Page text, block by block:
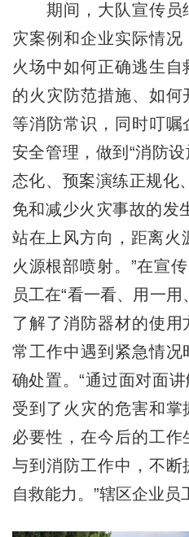
期间，大队宣传员
灾案例和企业实际情
火场中如何正确逃生
的火灾防范措施、如何
等消防常识，同时叮
安全管理，做到“消防
态化、预案演练正规化
免和减少火灾事故的发
站在上风方向，距离火
火源根部喷射。”在宣
员工在“看一看、用一
了解了消防器材的使用
常工作中遇到紧急情
确处置。“通过面对面
受到了火灾的危害和
必要性，在今后的工
与到消防工作中，不断
自救能力。”辖区企业员